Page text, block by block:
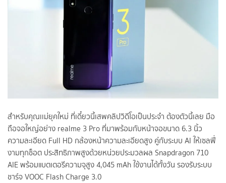
สำหรับคุณเเม่ยุคใหม่ ที่เดี๋ยวนี้เสพคลิปวิดีโอเป็นประจำ ต้องตัวนี้เลย มือ
ถือจอใหญ่อย่าง realme 3 Pro ที่มาพร้อมกับหน้าจอขนาด 6.3 นิ้ว
ความละเอียด Full HD กล้องหน้าความละเอียดสูง คู่กับระบบ AI ให้เซลฟี่
งามทุกช็อต ประสิทธิภาพสูงด้วยหน่วยประมวลผล Snapdragon 710
AIE พร้อมแบตเตอรีความจุสูง 4,045 mAh ใช้งานได้ทั้งวัน รองรับระบบ
ชาร์จ VOOC Flash Charge 3.0